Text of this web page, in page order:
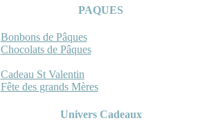
PAQUES
Bonbons de Pâques
Chocolats de Pâques
Cadeau St Valentin
Fête des grands Mères
Univers Cadeaux